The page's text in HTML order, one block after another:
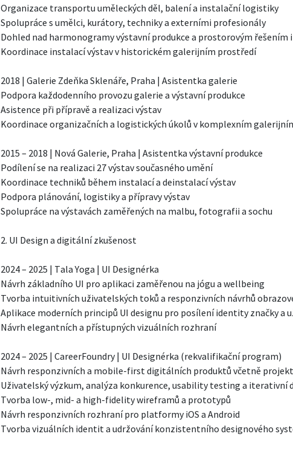
Organizace transportu uměleckých děl, balení a instalační logistiky
Spolupráce s umělci, kurátory, techniky a externími profesionály
Dohled nad harmonogramy výstavní produkce a prostorovým řešením
Koordinace instalací výstav v historickém galerijním prostředí
2018 | Galerie Zdeňka Sklenáře, Praha | Asistentka galerie
Podpora každodenního provozu galerie a výstavní produkce
Asistence při přípravě a realizaci výstav
Koordinace organizačních a logistických úkolů v komplexním
2015 – 2018 | Nová Galerie, Praha | Asistentka výstavní produkce
Podílení se na realizaci 27 výstav současného umění
Koordinace techniků během instalací a deinstalací výstav
Podpora plánování, logistiky a přípravy výstav
Spolupráce na výstavách zaměřených na malbu, fotografii a sochu
2. UI Design a digitální zkušenost
2024 – 2025 | Tala Yoga | UI Designérka
Návrh základního UI pro aplikaci zaměřenou na jógu a wellbeing
Tvorba intuitivních uživatelských toků a responzivních návrhů
Aplikace moderních principů UI designu pro posílení identity značky a
Návrh elegantních a přístupných vizuálních rozhraní
2024 – 2025 | CareerFoundry | UI Designérka (rekvalifikační program)
Návrh responzivních a mobile-first digitálních produktů včetně
Uživatelský výzkum, analýza konkurence, usability testing a iterativní
Tvorba low-, mid- a high-fidelity wireframů a prototypů
Návrh responzivních rozhraní pro platformy iOS a Android
Tvorba vizuálních identit a udržování konzistentního designového